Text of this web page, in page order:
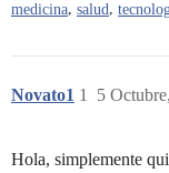
medicina salud
Novato1 5
1
Hola, simplemente